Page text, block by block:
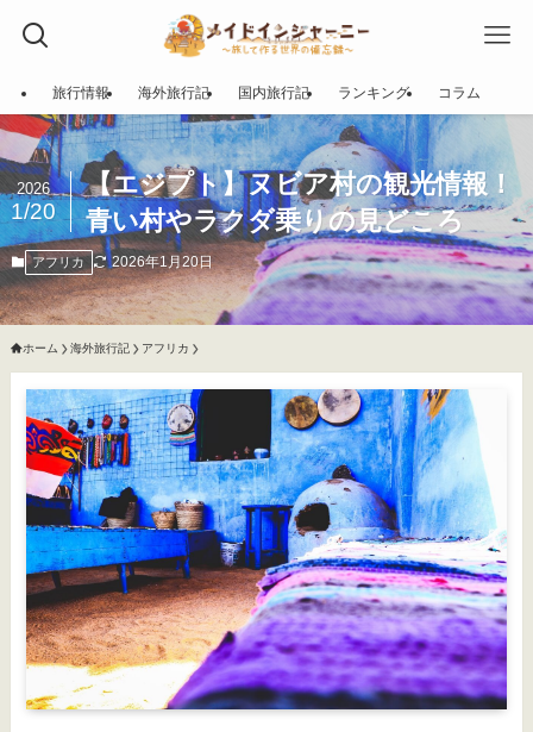
旅行情報 海外旅行記 国内旅行記 ランキング コラム
【エジプト】ヌビア村の観光情報！
青い村やラクダ乗りの見どころ
2026
1/20
アフリカ 2026年1月20日
ホーム 海外旅行記 アフリカ